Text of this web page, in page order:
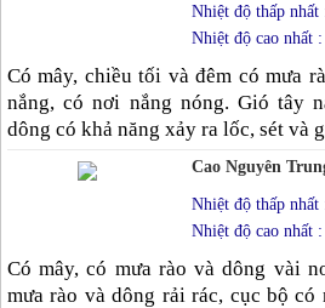
Nhiệt độ thấp nhất
Nhiệt độ cao nhất
Có mây, chiều tối và đêm có mưa
nắng, có nơi nắng nóng. Gió tây
dông có khả năng xảy ra lốc, sét và
Cao Nguyên
Nhiệt độ thấp
Nhiệt độ cao nhất
Có mây, có mưa rào và dông vài
mưa rào và dông rải rác, cục bộ